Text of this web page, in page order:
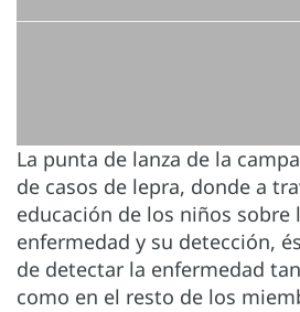
La punta de lanza de la
de casos de lepra, donde a
educación de los niños sobre
enfermedad y su detección,
de detectar la enfermedad
como en el resto de los